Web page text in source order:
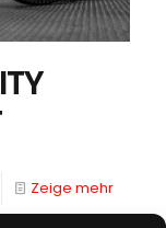
Zeige mehr